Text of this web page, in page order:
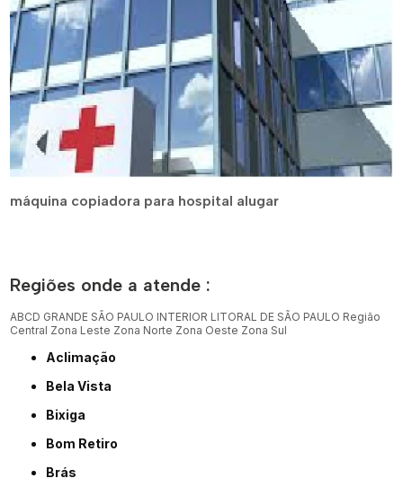
máquina copiadora para hospital alugar
Regiões onde a atende :
ABCD GRANDE SÃO PAULO INTERIOR LITORAL DE SÃO PAULO Região
Central Zona Leste Zona Norte Zona Oeste Zona Sul
Aclimação
Bela Vista
Bixiga
Bom Retiro
Brás